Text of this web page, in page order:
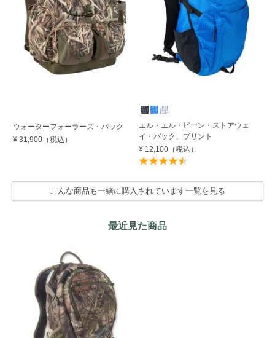
ウォーターフォーラーズ・パック
¥ 31,900（税込）
エル・エル・ビーン・ストアウェ
イ・パック、プリント
¥ 12,100 （税込）
こんな商品も一緒に購入されています一覧を見る
最近見た商品